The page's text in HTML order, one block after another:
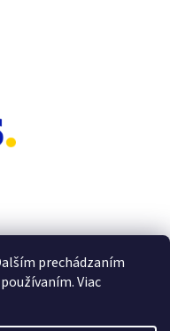
prechádzaním
Viac